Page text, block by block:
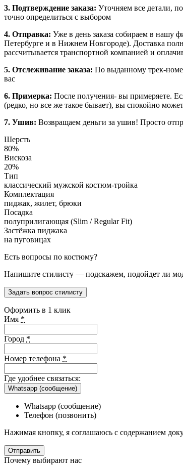
3. Подтверждение заказа: Уточняем все детали,
точно определиться с выбором
4. Отправка: Уже в день заказа собираем в нашу
Петербурге и в Нижнем Новгороде). Доставка
рассчитывается транспортной компанией и
5. Отслеживание заказа: По выданному трек-
вас
6. Примерка: После получения- вы примеряете.
(редко, но все же такое бывает), вы спокойно
7. Ушив: Возвращаем деньги за ушив! Просто
Шерсть
80%
Вискоза
20%
Тип
классический мужской костюм-тройка
Комплектация
пиджак, жилет, брюки
Посадка
полуприлигающая (Slim / Regular Fit)
Застёжка пиджака
на пуговицах
Есть вопросы по костюму?
Напишите стилисту — подскажем, подойдет ли
Задать вопрос стилисту
Оформить в 1 клик
Имя *
Город *
Номер телефона *
Где удобнее связаться:
Whatsapp (сообщение)
Whatsapp (сообщение)
Телефон (позвонить)
Нажимая кнопку, я соглашаюсь с содержанием
Почему выбирают нас